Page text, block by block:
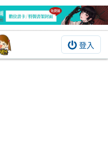
登入